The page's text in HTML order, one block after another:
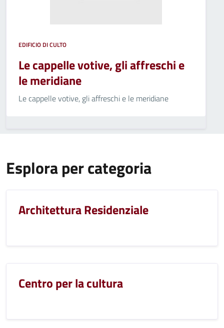
EDIFICIO DI CULTO
Le cappelle votive, gli affreschi e
le meridiane
Le cappelle votive, gli affreschi e le meridiane
Esplora per categoria
Architettura Residenziale
Centro per la cultura